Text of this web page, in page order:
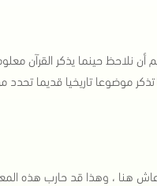
نلاحظ حينما يذكر القرآن
موضوعا تاريخيا قديما تحدد
هنا ، وهذا قد حارب هذه